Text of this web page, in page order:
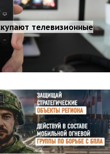
телевизионные